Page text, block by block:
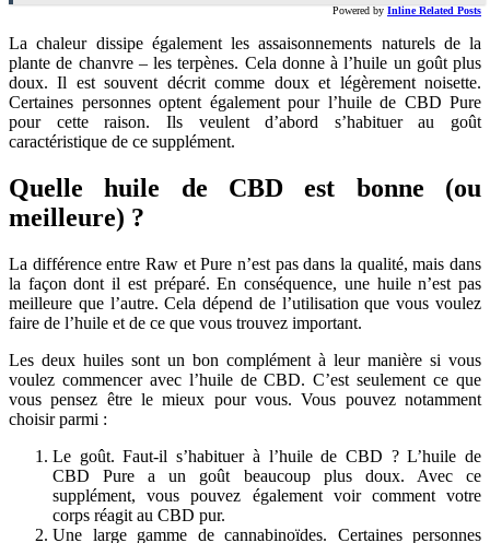
Powered by Inline Related Posts
La chaleur dissipe également les assaisonnements naturels de la
plante de chanvre – les terpènes. Cela donne à l’huile un goût plus
doux. Il est souvent décrit comme doux et légèrement noisette.
Certaines personnes optent également pour l’huile de CBD Pure
pour cette raison. Ils veulent d’abord s’habituer au goût
caractéristique de ce supplément.
Quelle huile de CBD est bonne (ou
meilleure) ?
La différence entre Raw et Pure n’est pas dans la qualité, mais dans
la façon dont il est préparé. En conséquence, une huile n’est pas
meilleure que l’autre. Cela dépend de l’utilisation que vous voulez
faire de l’huile et de ce que vous trouvez important.
Les deux huiles sont un bon complément à leur manière si vous
voulez commencer avec l’huile de CBD. C’est seulement ce que
vous pensez être le mieux pour vous. Vous pouvez notamment
choisir parmi :
Le goût. Faut-il s’habituer à l’huile de CBD ? L’huile de
CBD Pure a un goût beaucoup plus doux. Avec ce
supplément, vous pouvez également voir comment votre
corps réagit au CBD pur.
Une large gamme de cannabinoïdes. Certaines personnes